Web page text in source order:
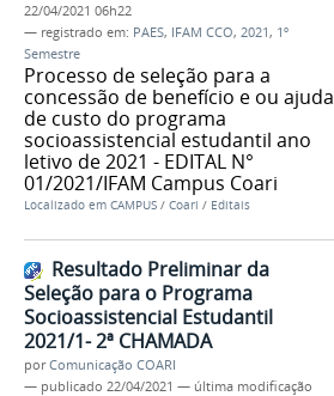
22/04/2021 06h22
— registrado em: PAES, IFAM CCO, 2021, 1º
Semestre
Processo de seleção para a
concessão de benefício e ou ajuda
de custo do programa
socioassistencial estudantil ano
letivo de 2021 - EDITAL N°
01/2021/IFAM Campus Coari
Localizado em CAMPUS / Coari / Editais
Resultado Preliminar da
Seleção para o Programa
Socioassistencial Estudantil
2021/1- 2ª CHAMADA
porComunicação COARI
— publicado 22/04/2021 — última modificação